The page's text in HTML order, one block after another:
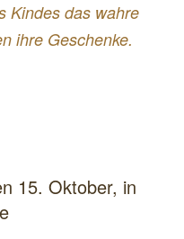
Kindes das wahre
ihre Geschenke.
15. Oktober, in